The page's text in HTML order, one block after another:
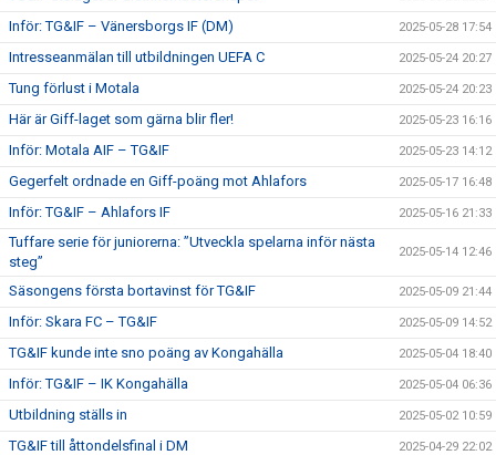
Inför: TG&IF – Vänersborgs IF (DM) 2025-05-28 17:54
Intresseanmälan till utbildningen UEFA C 2025-05-24 20:27
Tung förlust i Motala 2025-05-24 20:23
Här är Giff-laget som gärna blir fler! 2025-05-23 16:16
Inför: Motala AIF – TG&IF 2025-05-23 14:12
Gegerfelt ordnade en Giff-poäng mot Ahlafors 2025-05-17 16:48
Inför: TG&IF – Ahlafors IF 2025-05-16 21:33
Tuffare serie för juniorerna: ”Utveckla spelarna inför nästa
steg”
2025-05-14 12:46
Säsongens första bortavinst för TG&IF 2025-05-09 21:44
Inför: Skara FC – TG&IF 2025-05-09 14:52
TG&IF kunde inte sno poäng av Kongahälla 2025-05-04 18:40
Inför: TG&IF – IK Kongahälla 2025-05-04 06:36
Utbildning ställs in 2025-05-02 10:59
TG&IF till åttondelsfinal i DM 2025-04-29 22:02